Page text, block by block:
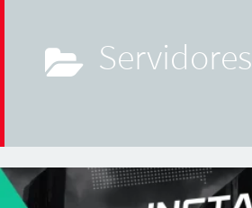
Servidores